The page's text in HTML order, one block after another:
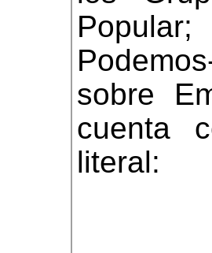
sobre
cuenta
literal: